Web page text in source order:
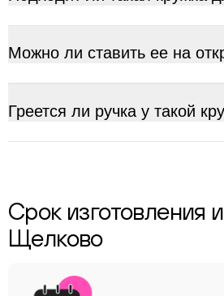
Можно ли ставить ее на
Греется ли ручка у такой
Срок изготовления
Щелково